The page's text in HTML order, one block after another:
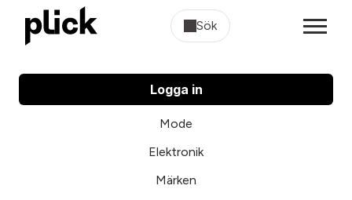
Sök
Logga in
Mode
Elektronik
Märken